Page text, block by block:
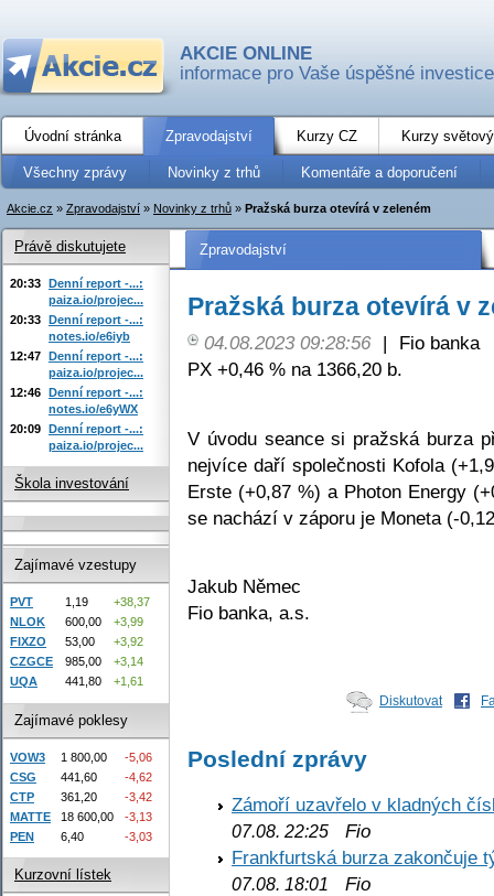
AKCIE ONLINE
informace pro Vaše úspěšné investice
Úvodní stránka Zpravodajství Kurzy CZ Kurzy
Všechny zprávy Novinky z trhů Komentáře a doporučení
Akcie.cz » Zpravodajství » Novinky z trhů » Pražská burza otevírá v zeleném
Zpravodajství
Pražská burza otevírá v
04.08.2023 09:28:56 |
Fio banka
PX +0,46 % na 1366,20 b.
V úvodu seance si pražská burza
nejvíce daří společnosti Kofola
Erste (+0,87 %) a Photon Energy
se nachází v záporu je Moneta (-
Jakub Němec
Fio banka, a.s.
Diskutovat
Poslední zprávy
Zámoří uzavřelo v kladných
07.08. 22:25 Fio
Frankfurtská burza zakončuje
07.08. 18:01
Fio
Právě diskutujete
20:33 Denní report -...:
paiza.io/projec...
20:33 Denní report -...:
notes.io/e6iyb
12:47 Denní report -...:
paiza.io/projec...
12:46 Denní report -...:
notes.io/e6yWX
20:09 Denní report -...:
paiza.io/projec...
Škola investování
Zajímavé vzestupy
PVT 1,19
+38,37
NLOK
600,00
+3,99
FIXZO
53,00
+3,92
CZGCE
985,00
+3,14
UQA
441,80 +1,61
Zajímavé poklesy
VOW3 1 800,00
-5,06
CSG
441,60
-4,62
CTP
361,20
-3,42
MATTE
18 600,00
-3,13
PEN
6,40 -3,03
Kurzovní lístek